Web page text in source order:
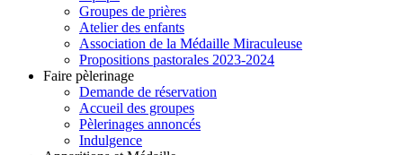
Groupes de prières
Atelier des enfants
Association de la Médaille Miraculeuse
Propositions pastorales 2023-2024
Faire pèlerinage
Demande de réservation
Accueil des groupes
Pèlerinages annoncés
Indulgence